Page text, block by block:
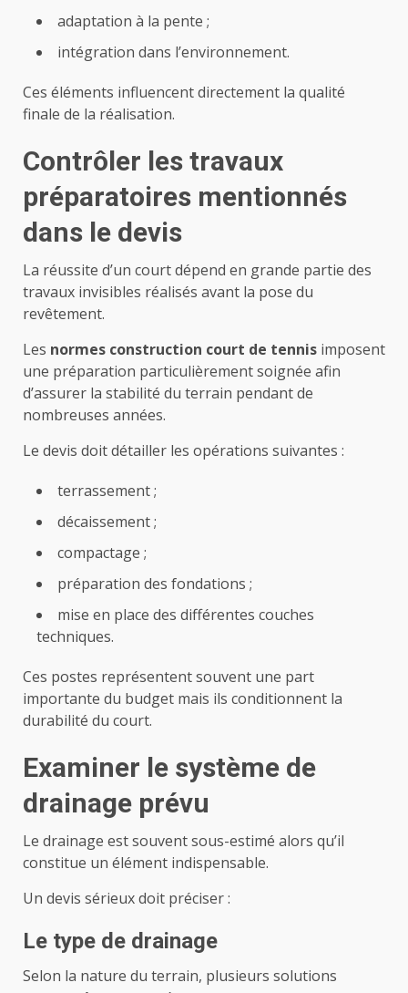
adaptation à la pente ;
intégration dans l’environnement.
Ces éléments influencent directement la qualité
finale de la réalisation.
Contrôler les travaux
préparatoires mentionnés
dans le devis
La réussite d’un court dépend en grande partie des
travaux invisibles réalisés avant la pose du
revêtement.
Les normes construction court de tennis imposent
une préparation particulièrement soignée afin
d’assurer la stabilité du terrain pendant de
nombreuses années.
Le devis doit détailler les opérations suivantes :
terrassement ;
décaissement ;
compactage ;
préparation des fondations ;
mise en place des différentes couches
techniques.
Ces postes représentent souvent une part
importante du budget mais ils conditionnent la
durabilité du court.
Examiner le système de
drainage prévu
Le drainage est souvent sous-estimé alors qu’il
constitue un élément indispensable.
Un devis sérieux doit préciser :
Le type de drainage
Selon la nature du terrain, plusieurs solutions